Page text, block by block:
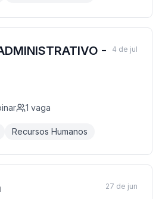
-
1 vaga
Recursos Humanos
4 de jul
27 de jun